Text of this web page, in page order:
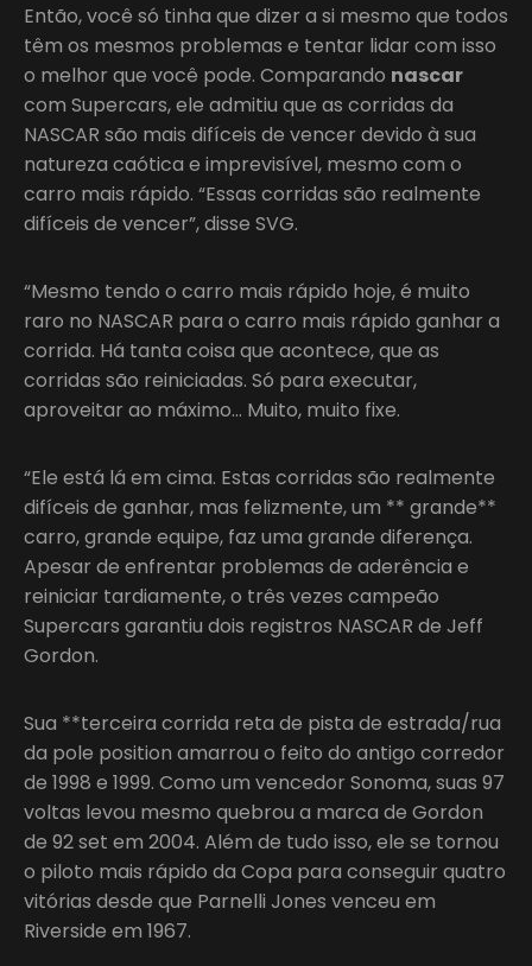
Então, você só tinha que dizer a si mesmo que todos
têm os mesmos problemas e tentar lidar com isso
o melhor que você pode. Comparando nascar
com Supercars, ele admitiu que as corridas da
NASCAR são mais difíceis de vencer devido à sua
natureza caótica e imprevisível, mesmo com o
carro mais rápido. “Essas corridas são realmente
difíceis de vencer”, disse SVG.
“Mesmo tendo o carro mais rápido hoje, é muito
raro no NASCAR para o carro mais rápido ganhar a
corrida. Há tanta coisa que acontece, que as
corridas são reiniciadas. Só para executar,
aproveitar ao máximo… Muito, muito fixe.
“Ele está lá em cima. Estas corridas são realmente
difíceis de ganhar, mas felizmente, um ** grande**
carro, grande equipe, faz uma grande diferença.
Apesar de enfrentar problemas de aderência e
reiniciar tardiamente, o três vezes campeão
Supercars garantiu dois registros NASCAR de Jeff
Gordon.
Sua **terceira corrida reta de pista de estrada/rua
da pole position amarrou o feito do antigo corredor
de 1998 e 1999. Como um vencedor Sonoma, suas 97
voltas levou mesmo quebrou a marca de Gordon
de 92 set em 2004. Além de tudo isso, ele se tornou
o piloto mais rápido da Copa para conseguir quatro
vitórias desde que Parnelli Jones venceu em
Riverside em 1967.